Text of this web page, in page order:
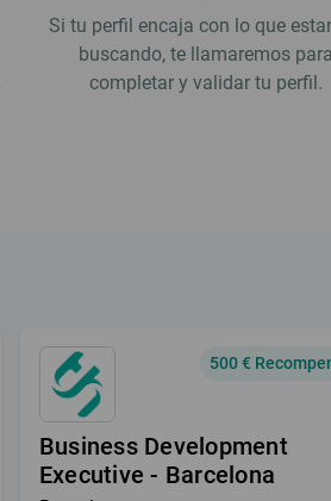
Si tu perfil encaja con lo que
buscando, te llamaremos para
completar y validar tu perfil.
500 €
Business Development
Executive - Barcelona